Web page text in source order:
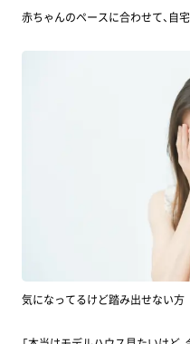
赤ちゃんのペースに合わせて、自
気になってるけど踏み出せない方